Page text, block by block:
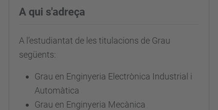
A qui s'adreça
A l’estudiantat de les titulacions de Grau
següents:
Grau en Enginyeria Electrònica Industrial i
Automàtica
Grau en Enginyeria Mecànica